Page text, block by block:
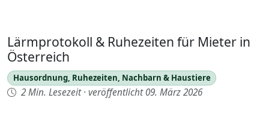
Lärmprotokoll & Ruhezeiten für Mieter in
Österreich
Hausordnung, Ruhezeiten, Nachbarn & Haustiere
2 Min. Lesezeit · veröffentlicht 09. März 2026